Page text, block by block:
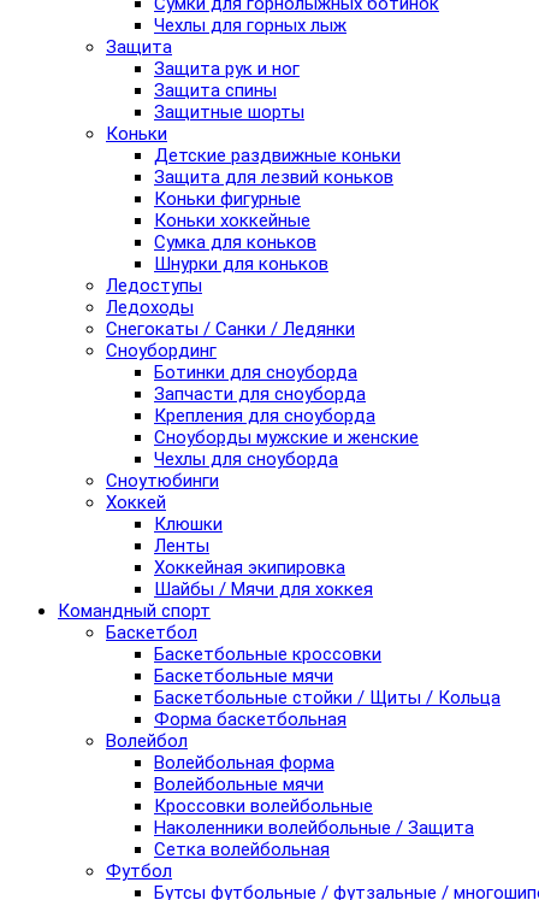
Чехлы для горных лыж
Защита
Защита рук и ног
Защита спины
Защитные шорты
Коньки
Детские раздвижные коньки
Защита для лезвий коньков
Коньки фигурные
Коньки хоккейные
Сумка для коньков
Шнурки для коньков
Ледоступы
Ледоходы
Снегокаты / Санки / Ледянки
Сноубординг
Ботинки для сноуборда
Запчасти для сноуборда
Крепления для сноуборда
Сноуборды мужские и женские
Чехлы для сноуборда
Сноутюбинги
Хоккей
Клюшки
Ленты
Хоккейная экипировка
Шайбы / Мячи для хоккея
Командный спорт
Баскетбол
Баскетбольные кроссовки
Баскетбольные мячи
Баскетбольные стойки / Щиты / Кольца
Форма баскетбольная
Волейбол
Волейбольная форма
Волейбольные мячи
Кроссовки волейбольные
Наколенники волейбольные / Защита
Сетка волейбольная
Футбол
Бутсы футбольные / футзальные /